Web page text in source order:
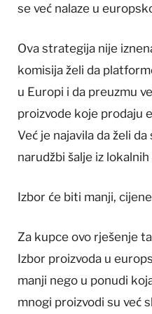
se već nalaze u
Ova strategija nije
komisija želi da
u Europi i da preuzmu
proizvode koje prodaju
Već je najavila da želi
narudžbi šalje iz
Izbor će biti manji,
Za kupce ovo rješenje
Izbor proizvoda u
manji nego u ponudi
mnogi proizvodi su već